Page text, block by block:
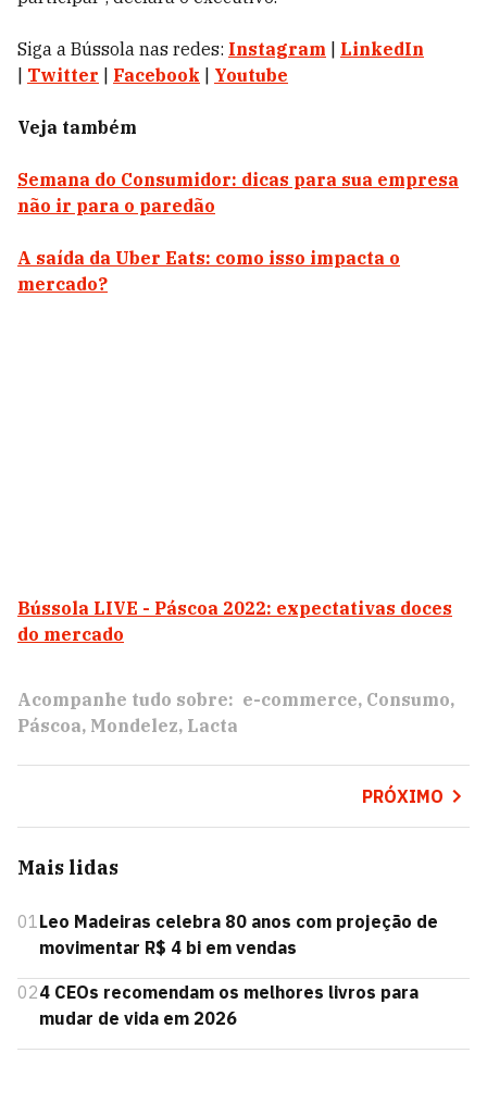
Siga a Bússola nas redes: Instagram
LinkedIn
Twitter Facebook Youtube
Veja também
Semana do Consumidor: dicas para sua empresa
não ir para o paredão
A saída da Uber Eats: como isso impacta o
mercado?
Bússola LIVE - Páscoa 2022: expectativas doces
do mercado
Acompanhe tudo sobre: e-commerce Consumo
Páscoa Mondelez Lacta
PRÓXIMO
Mais lidas
01Leo Madeiras celebra 80 anos com projeção de
movimentar R$ 4 bi em vendas
024 CEOs recomendam os melhores livros para
mudar de vida em 2026